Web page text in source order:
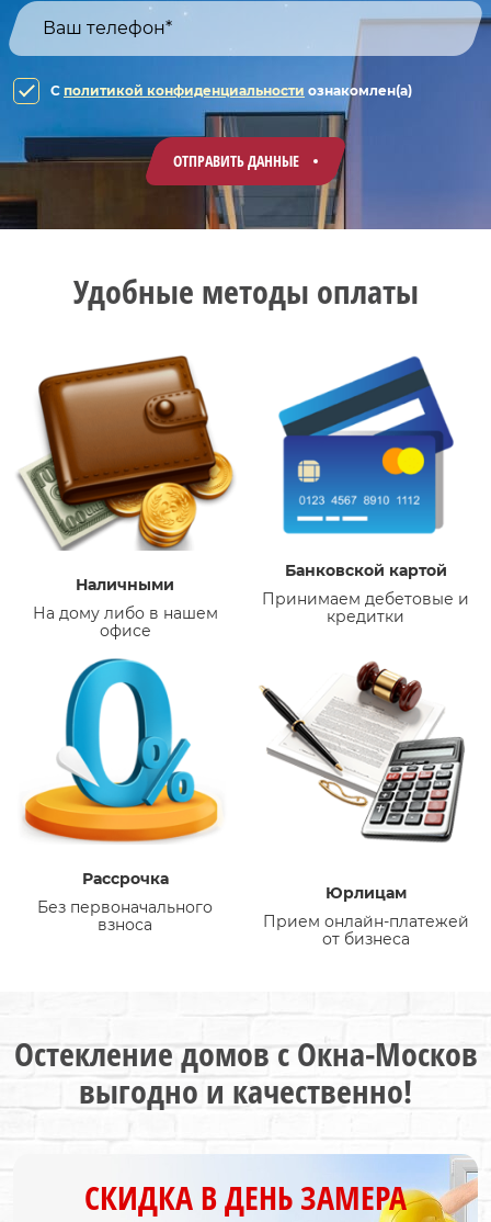
C политикой конфиденциальности ознакомлен(а)
ОТПРАВИТЬ ДАННЫЕ
Удобные методы оплаты
Наличными
На дому либо в нашем
офисе
Банковской картой
Принимаем дебетовые и
кредитки
Рассрочка
Без первоначального
взноса
Юрлицам
Прием онлайн-платежей
от бизнеса
Остекление домов с Окна-Москов
выгодно и качественно!
СКИДКА В ДЕНЬ ЗАМЕРА